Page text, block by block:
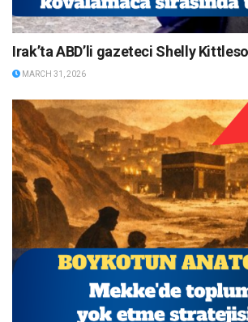
Irak’ta ABD’li gazeteci Shelly
MARCH 31, 2026